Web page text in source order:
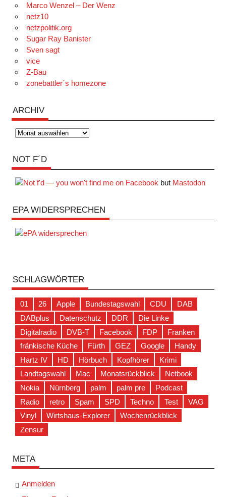
Marco Wenzel – Der Wenz
netz10
netzpolitik.org
Sugar Ray Banister
Sven sagt
vice
Z-Bau
zonebattler´s homezone
ARCHIV
Archiv
NOT F´D
but Mastodon
EPA WIDERSPRECHEN
SCHLAGWÖRTER
01 26 Apple Bundestagswahl CDU
DAB
DABplus
Datenschutz DDR
Die Linke
Digitalradio
DVB-T Facebook FDP
Franken
fränkische Küche
Fürth GEZ Google
Handy
Hartz IV
HD Hörbuch Kopfhörer
Krimi
Landtagswahl
Mac Monatsrückblick
Netbook
Nokia
Nürnberg palm palm pre
Podcast
Radio
retro Spam SPD Techno Test
VAG
Vinyl
Wirtshaus-Explorer
Wochenrückblick
Zensur
META
Anmelden